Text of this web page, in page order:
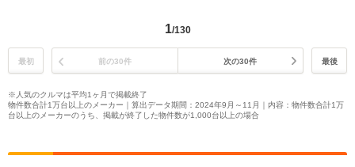
1/130
最初 前の30件 次の30件 最後
※人気のクルマは平均1ヶ月で掲載終了
物件数合計1万台以上のメーカー｜算出データ期間：2024年9月～11月｜内容：物件数合計1万
台以上のメーカーのうち、掲載が終了した物件数が1,000台以上の場合